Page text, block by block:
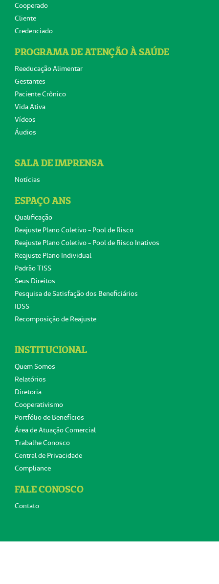
Cooperado
Cliente
Credenciado
PROGRAMA DE ATENÇÃO À SAÚDE
Reeducação Alimentar
Gestantes
Paciente Crônico
Vida Ativa
Vídeos
Áudios
SALA DE IMPRENSA
Notícias
ESPAÇO ANS
Qualificação
Reajuste Plano Coletivo - Pool de Risco
Reajuste Plano Coletivo - Pool de Risco Inativos
Reajuste Plano Individual
Padrão TISS
Seus Direitos
Pesquisa de Satisfação dos Beneficiários
IDSS
Recomposição de Reajuste
INSTITUCIONAL
Quem Somos
Relatórios
Diretoria
Cooperativismo
Portfólio de Benefícios
Área de Atuação Comercial
Trabalhe Conosco
Central de Privacidade
Compliance
FALE CONOSCO
Contato